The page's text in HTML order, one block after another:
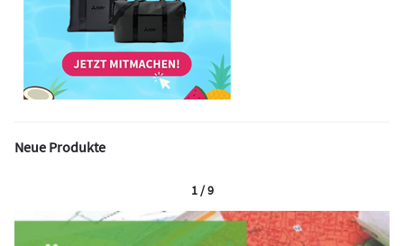
Neue Produkte
1 / 9